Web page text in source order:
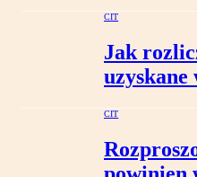
CIT
Jak
uzyskane
CIT